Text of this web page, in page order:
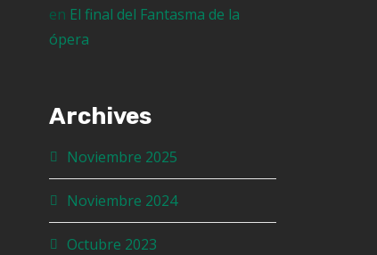
en El final del Fantasma de la
ópera
Archives
Noviembre 2025
Noviembre 2024
Octubre 2023